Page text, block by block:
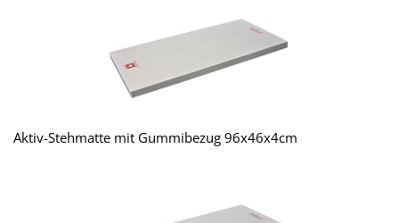
Aktiv-Stehmatte mit Gummibezug 96x46x4cm